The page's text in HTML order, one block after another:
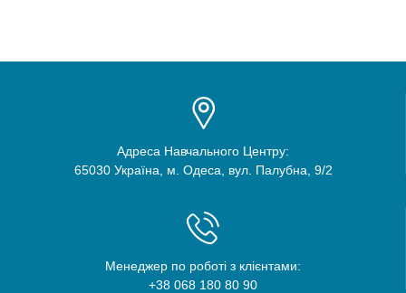
Адреса Навчального Центру:
65030 Україна, м. Одеса, вул. Палубна, 9/2
Менеджер по роботі з клієнтами:
+38 068 180 80 90